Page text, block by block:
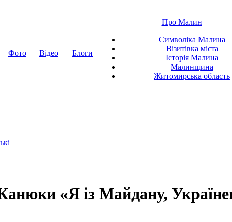
Фото Відео Блоги
Про Малин
Символіка Малина
Візитівка міста
Історія Малина
Малинщина
Житомирська область
«Я із Майдану,